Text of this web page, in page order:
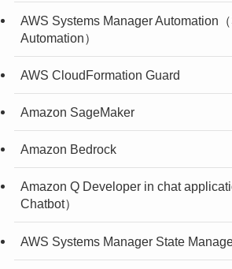
AWS Systems Manager Automation
Automation）
AWS CloudFormation Guard
Amazon SageMaker
Amazon Bedrock
Amazon Q Developer in chat
Chatbot）
AWS Systems Manager State